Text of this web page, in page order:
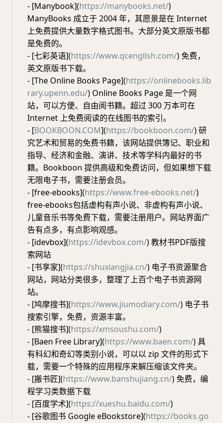
- [Manybook](https://manybooks.net/)
ManyBooks 成立于 2004 年，其愿景是在 Internet
上免费提供大量数字格式图书。大部分英文原版书都
是免费的。
- [七彩英语](https://www.qcenglish.com/) 免费，
英文原版书下载。
- [The Online Books Page](https://onlinebooks.lib
rary.upenn.edu/) Online Books Page 是一个网
站，可以方便、自由阅书籍。超过 300 万本可在
Internet 上免费阅读的在线图书的索引。
- [BOOKBOON.COM](https://bookboon.com/) 研
究艺术和贸易的免费书籍，该网站提供簿记、职业和
指导、经济和金融、演讲、技术等学科内最好的书
籍。Bookboon 提供高级和免费访问，但如果想下载
无限电子书，需要注册会员。
- [free-ebooks](https://www.free-ebooks.net/)
free-ebooks包括虚构有声小说、非虚构有声小说、
儿童音乐书等免费下载，需要注册用户。网站界面广
告有点多，有点影响观感。
- [idevbox](https://idevbox.com/) 教材书PDF版搜
索网站
- [书享家](https://shuxiangjia.cn/) 电子书资源聚合
网站，网站分类很多，整理了上百个电子书资源网
站。
- [鸠摩搜书](https://www.jiumodiary.com/) 电子书
搜索引擎，免费，资源丰富。
- [熊猫搜书](https://xmsoushu.com/)
- [Baen Free Library](https://www.baen.com/) 具
有科幻和奇幻等类别小说，可以以 zip 文件的形式下
载，需要一个特殊的应用程序来解压缩该文件夹。
- [搬书匠](https://www.banshujiang.cn/) 免费，编
程学习类数据下载
- [百度学术](https://xueshu.baidu.com/)
- [谷歌图书 Google eBookstore](https://books.go